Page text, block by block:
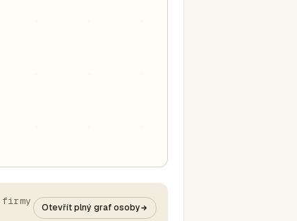
Otevřít plný graf osoby